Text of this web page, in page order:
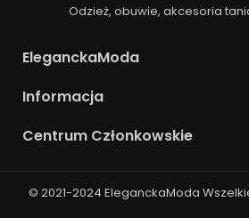
Odzież, obuwie, akcesoria
EleganckaModa
Informacja
Centrum Członkowskie
© 2021-2024 EleganckaModa